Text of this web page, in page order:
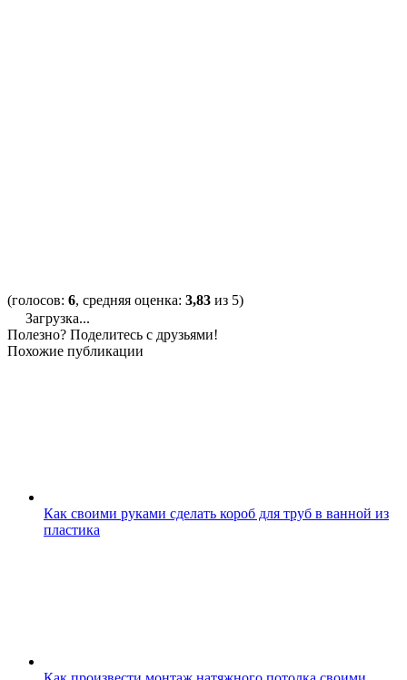
(голосов: 6, средняя оценка: 3,83 из 5)
Загрузка...
Полезно? Поделитесь с друзьями!
Похожие публикации
Как своими руками сделать короб для труб в ванной из
пластика